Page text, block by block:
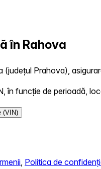
în Rahova
Prahova),
în funcție de perioadă,
(VIN)
Politica de